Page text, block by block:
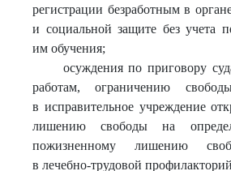
регистрации безработным в
и социальной защите без учета
им обучения;
осуждения по приговору
работам, ограничению
в исправительное учреждение
лишению свободы на
пожизненному лишению
в лечебно-трудовой